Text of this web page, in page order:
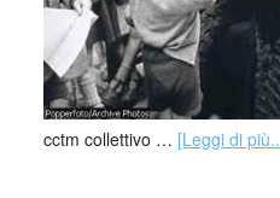
cctm collettivo … [Leggi di